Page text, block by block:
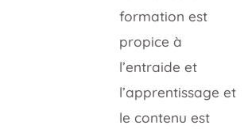
formation est
propice à
l’entraide et
l’apprentissage et
le contenu est